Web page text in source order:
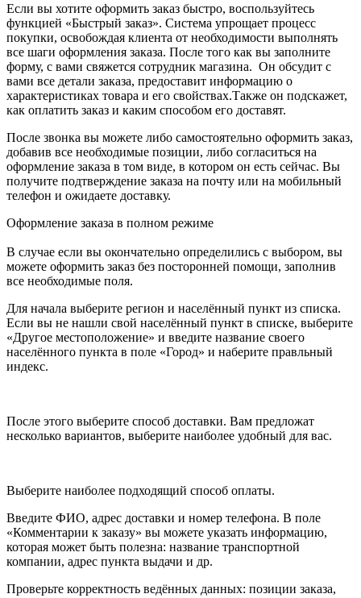
Если вы хотите оформить заказ быстро, воспользуйтесь
функцией «Быстрый заказ». Система упрощает процесс
покупки, освобождая клиента от необходимости выполнять
все шаги оформления заказа. После того как вы заполните
форму, с вами свяжется сотрудник магазина. Он обсудит с
вами все детали заказа, предоставит информацию о
характеристиках товара и его свойствах.Также он подскажет,
как оплатить заказ и каким способом его доставят.
После звонка вы можете либо самостоятельно оформить заказ,
добавив все необходимые позиции, либо согласиться на
оформление заказа в том виде, в котором он есть сейчас. Вы
получите подтверждение заказа на почту или на мобильный
телефон и ожидаете доставку.
Оформление заказа в полном режиме
В случае если вы окончательно определились с выбором, вы
можете оформить заказ без посторонней помощи, заполнив
все необходимые поля.
Для начала выберите регион и населённый пункт из списка.
Если вы не нашли свой населённый пункт в списке, выберите
«Другое местоположение» и введите название своего
населённого пункта в поле «Город» и наберите правльный
индекс.
После этого выберите способ доставки. Вам предложат
несколько вариантов, выберите наиболее удобный для вас.
Выберите наиболее подходящий способ оплаты.
Введите ФИО, адрес доставки и номер телефона. В поле
«Комментарии к заказу» вы можете указать информацию,
которая может быть полезна: название транспортной
компании, адрес пункта выдачи и др.
Проверьте корректность ведённых данных: позиции заказа,